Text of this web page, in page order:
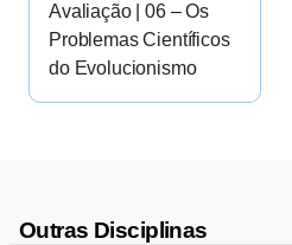
Avaliação | 06 – Os
Problemas Científicos
do Evolucionismo
Outras Disciplinas